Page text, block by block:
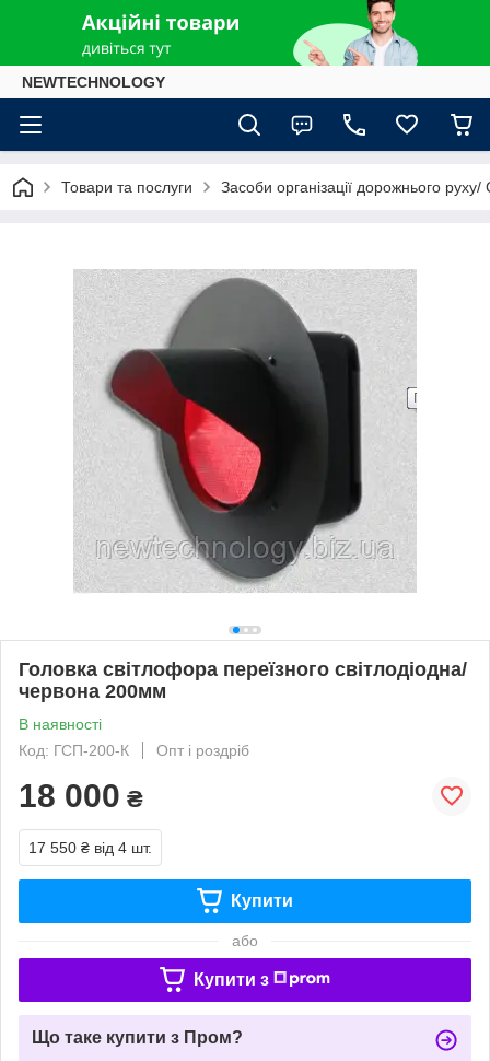
NEWTECHNOLOGY
Товари та послуги Засоби організації дорожнього
Головка світлофора переїзного світлодіодна/
червона 200мм
В наявності
Код: ГСП-200-К
Опт і роздріб
18 000 ₴
17 550 ₴ від 4 шт.
Купити
або
Купити з
Що таке купити з Пром?